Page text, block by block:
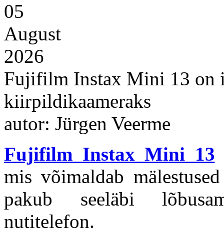
05
August
2026
Fujifilm Instax Mini 13 on
kiirpildikaameraks
autor: Jürgen Veerme
Fujifilm Instax Mini 13
mis võimaldab
pakub seeläbi
nutitelefon.